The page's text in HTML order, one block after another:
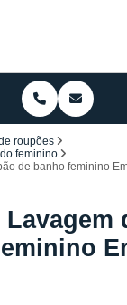
roupões
feminino
de banho feminino
Lavagem